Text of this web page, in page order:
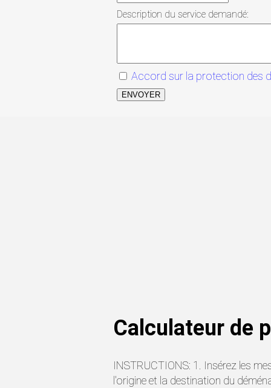
Description du service demandé:
Accord sur la protection des
ENVOYER
Calculateur de
INSTRUCTIONS: 1. Insérez les
l'origine et la destination du